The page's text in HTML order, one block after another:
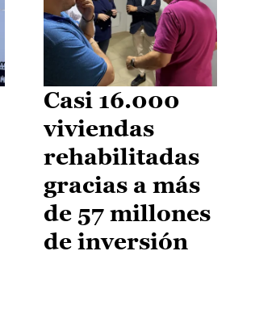
Casi 16.000
viviendas
rehabilitadas
gracias a más
de 57 millones
de inversión